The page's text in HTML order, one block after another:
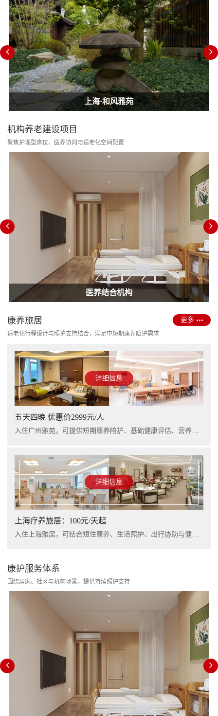
上海·和风雅苑
上海·和风雅苑
上海·和风雅苑
机构养老建设项目
聚焦护理型床位、医养协同与适老化空间配置
消防改造合规
护理型养老院建设
医养结合机构
康养旅居
适老化行程设计与照护支持结合，满足中短期康养陪护需求
更多
详细信息
五天四晚 优惠价2999元/人
详细信息
上海疗养旅居：100元/天起
康护服务体系
围绕居家、社区与机构场景，提供持续照护支持